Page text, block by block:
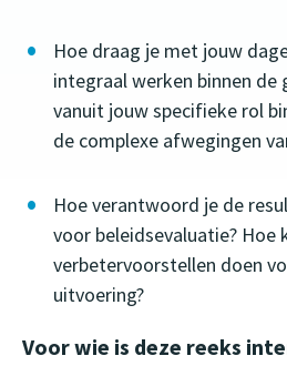
Hoe draag je met jouw
integraal werken binnen de
vanuit jouw specifieke rol
de complexe afwegingen
Hoe verantwoord je de
voor beleidsevaluatie? Hoe
verbetervoorstellen doen
uitvoering?
Voor wie is deze reeks